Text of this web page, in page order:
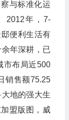
与标准化运
2012年，7-
便利生活有
年深耕，已
市布局近500
销售额75.25
地的强大生
盟版图，威